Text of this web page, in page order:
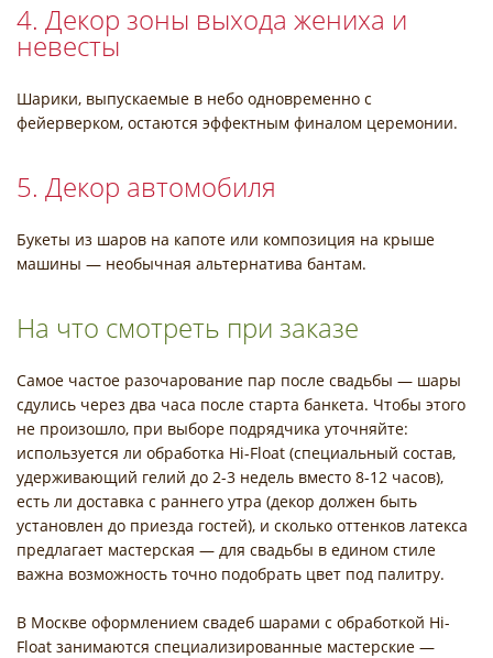
4. Декор зоны выхода жениха и
невесты
Шарики, выпускаемые в небо одновременно с
фейерверком, остаются эффектным финалом церемонии.
5. Декор автомобиля
Букеты из шаров на капоте или композиция на крыше
машины — необычная альтернатива бантам.
На что смотреть при заказе
Самое частое разочарование пар после свадьбы — шары
сдулись через два часа после старта банкета. Чтобы этого
не произошло, при выборе подрядчика уточняйте:
используется ли обработка Hi-Float (специальный состав,
удерживающий гелий до 2-3 недель вместо 8-12 часов),
есть ли доставка с раннего утра (декор должен быть
установлен до приезда гостей), и сколько оттенков латекса
предлагает мастерская — для свадьбы в едином стиле
важна возможность точно подобрать цвет под палитру.
В Москве оформлением свадеб шарами с обработкой Hi-
Float занимаются специализированные мастерские —